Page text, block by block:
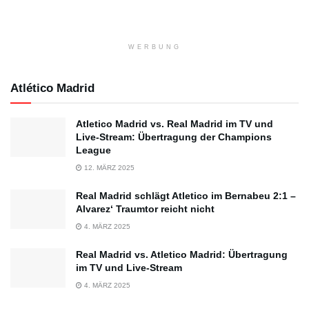
WERBUNG
Atlético Madrid
Atletico Madrid vs. Real Madrid im TV und
Live-Stream: Übertragung der Champions
League
12. MÄRZ 2025
Real Madrid schlägt Atletico im Bernabeu 2:1 –
Alvarez‘ Traumtor reicht nicht
4. MÄRZ 2025
Real Madrid vs. Atletico Madrid: Übertragung
im TV und Live-Stream
4. MÄRZ 2025